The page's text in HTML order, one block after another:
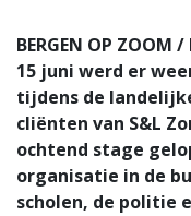
BERGEN OP ZOOM
15 juni werd er
tijdens de
cliënten van S&L
ochtend stage
organisatie in de
scholen, de politie